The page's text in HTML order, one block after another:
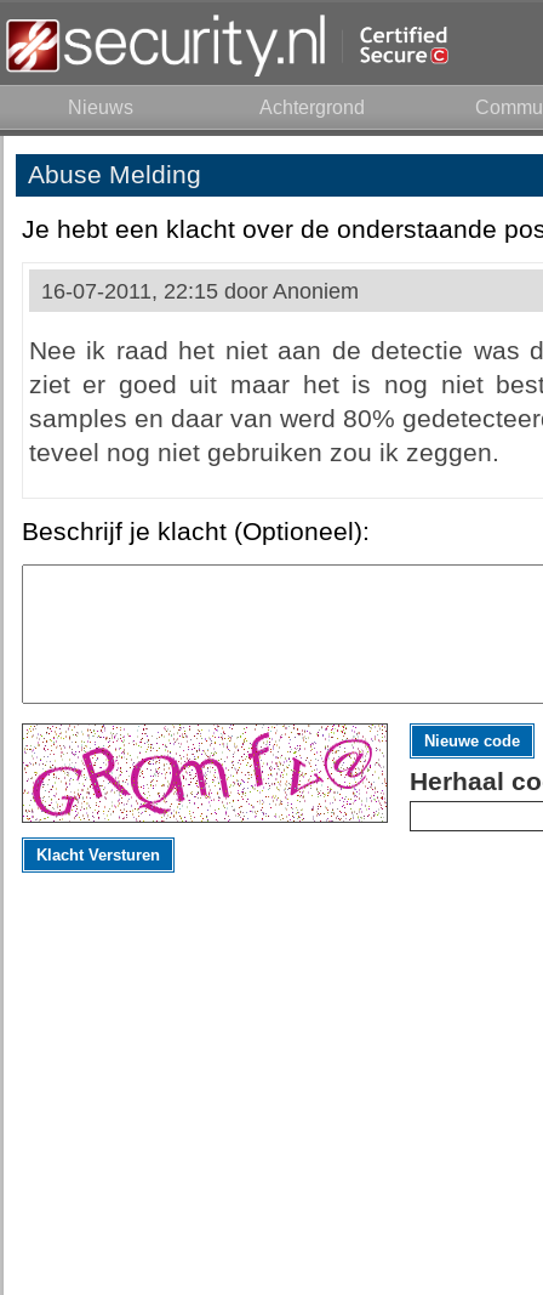
Nieuws Achtergrond
Abuse Melding
Je hebt een klacht over de onderstaande
16-07-2011, 22:15 door Anoniem
Nee ik raad het niet aan de detectie was
ziet er goed uit maar het is nog niet
samples en daar van werd 80%
teveel nog niet gebruiken zou ik zeggen.
Beschrijf je klacht (Optioneel):
Nieuwe code
Herhaal
Klacht Versturen